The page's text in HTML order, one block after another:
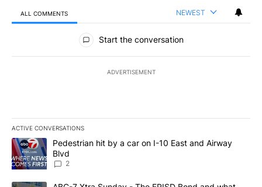
ALL COMMENTS NEWEST
All Comments
Start the conversation
ADVERTISEMENT
ACTIVE CONVERSATIONS
The following is a list of the most commented articles in the last
A trending article titled "Pedestrian hit by a car on I-10 East and
Pedestrian hit by a car on I-10 East and Airway
Blvd
2